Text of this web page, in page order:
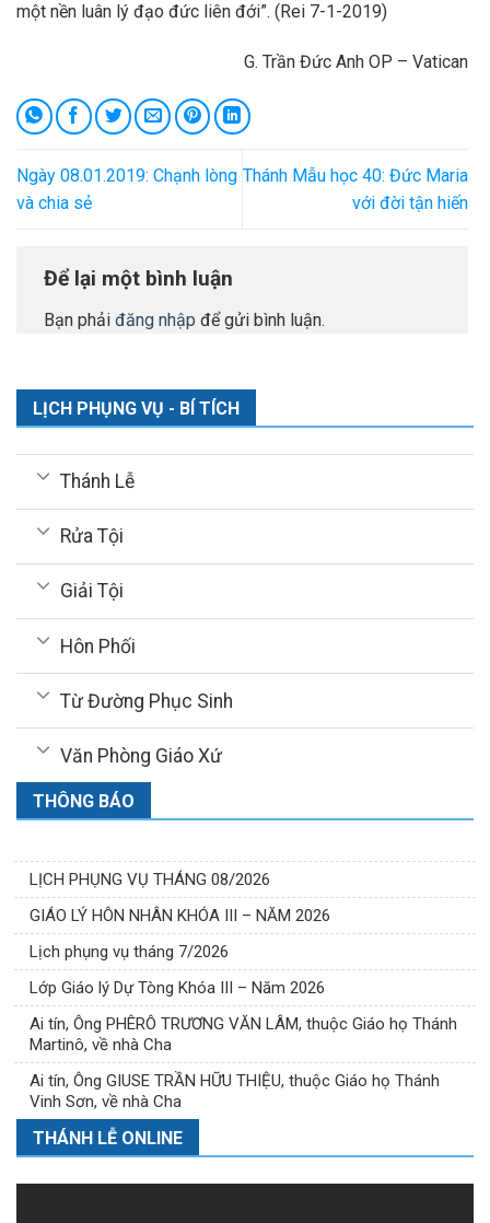
một nền luân lý đạo đức liên đới”. (Rei 7-1-2019)
G. Trần Đức Anh OP – Vatican
Ngày 08.01.2019: Chạnh lòng
và chia sẻ
Thánh Mẫu học 40: Đức Maria
với đời tận hiến
Để lại một bình luận
Bạn phải đăng nhập để gửi bình luận.
LỊCH PHỤNG VỤ - BÍ TÍCH
Thánh Lễ
Rửa Tội
Giải Tội
Hôn Phối
Từ Đường Phục Sinh
Văn Phòng Giáo Xứ
THÔNG BÁO
LỊCH PHỤNG VỤ THÁNG 08/2026
GIÁO LÝ HÔN NHÂN KHÓA III – NĂM 2026
Lịch phụng vụ tháng 7/2026
Lớp Giáo lý Dự Tòng Khóa III – Năm 2026
Ai tín, Ông PHÊRÔ TRƯƠNG VĂN LÂM, thuộc Giáo họ Thánh
Martinô, về nhà Cha
Ai tín, Ông GIUSE TRẦN HỮU THIỆU, thuộc Giáo họ Thánh
Vinh Sơn, về nhà Cha
THÁNH LỄ ONLINE